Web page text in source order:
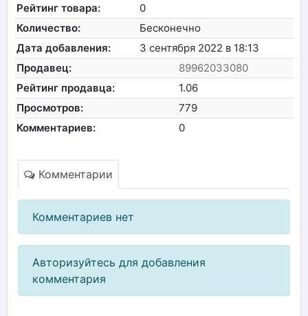
Рейтинг товара:
0
Количество:
Бесконечно
Дата добавления:
3 сентября 2022 в 18:13
Продавец:
89962033080
Рейтинг продавца:
1.06
Просмотров:
779
Комментариев:
0
Комментарии
Комментариев нет
Авторизуйтесь для добавления
комментария